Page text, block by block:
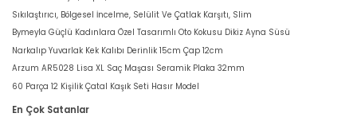
Sıkılaştırıcı, Bölgesel İncelme, Selülit Ve Çatlak Karşıtı, Slim
Bymeyla Güçlü Kadınlara Özel Tasarımlı Oto Kokusu Dikiz Ayna Süsü
Narkalıp Yuvarlak Kek Kalıbı Derinlik 15cm Çap 12cm
Arzum AR5028 Lisa XL Saç Maşası Seramik Plaka 32mm
60 Parça 12 Kişilik Çatal Kaşık Seti Hasır Model
En Çok Satanlar